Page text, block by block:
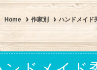
Home 作家別 ハンドメイ